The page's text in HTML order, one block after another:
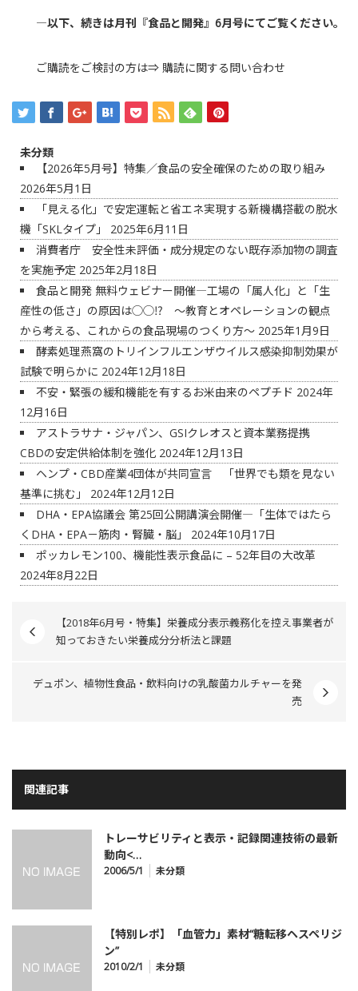
―以下、続きは月刊『食品と開発』6月号にてご覧ください。
ご購読をご検討の方は⇒ 購読に関する問い合わせ
未分類
【2026年5月号】特集／食品の安全確保のための取り組み
2026年5月1日
「見える化」で安定運転と省エネ実現する新機構搭載の脱水
機「SKLタイプ」
2025年6月11日
消費者庁 安全性未評価・成分規定のない既存添加物の調査
を実施予定 2025年2月18日
食品と開発 無料ウェビナー開催―工場の「属人化」と「生
産性の低さ」の原因は◯◯⁉ ～教育とオペレーションの観点
から考える、これからの食品現場のつくり方～ 2025年1月9日
酵素処理燕窩のトリインフルエンザウイルス感染抑制効果が
試験で明らかに 2024年12月18日
不安・緊張の緩和機能を有するお米由来のペプチド 2024年
12月16日
アストラサナ・ジャパン、GSIクレオスと資本業務提携
CBDの安定供給体制を強化 2024年12月13日
ヘンプ・CBD産業4団体が共同宣言 「世界でも類を見ない
基準に挑む」
2024年12月12日
DHA・EPA協議会 第25回公開講演会開催―「生体ではたら
くDHA・EPA－筋肉・腎臓・脳」
2024年10月17日
ポッカレモン100、機能性表示食品に – 52年目の大改革
2024年8月22日
【2018年6月号・特集】栄養成分表示義務化を控え事業者が
知っておきたい栄養成分分析法と課題
デュポン、植物性食品・飲料向けの乳酸菌カルチャーを発
売
関連記事
トレーサビリティと表示・記録関連技術の最新
動向<…
2006/5/1 未分類
【特別レポ】「血管力」素材“糖転移ヘスペリジ
ン”
2010/2/1 未分類